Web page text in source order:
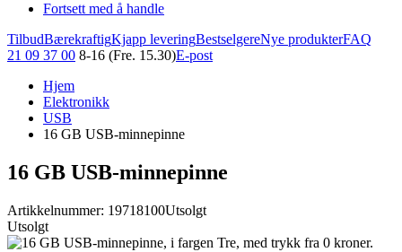
Fortsett med å handle
TilbudBærekraftigKjapp leveringBestselgereNye produkterFAQ
21 09 37 00 8-16 (Fre. 15.30)E-post
Hjem
Elektronikk
USB
16 GB USB-minnepinne
16 GB USB-minnepinne
Artikkelnummer: 19718100Utsolgt
Utsolgt